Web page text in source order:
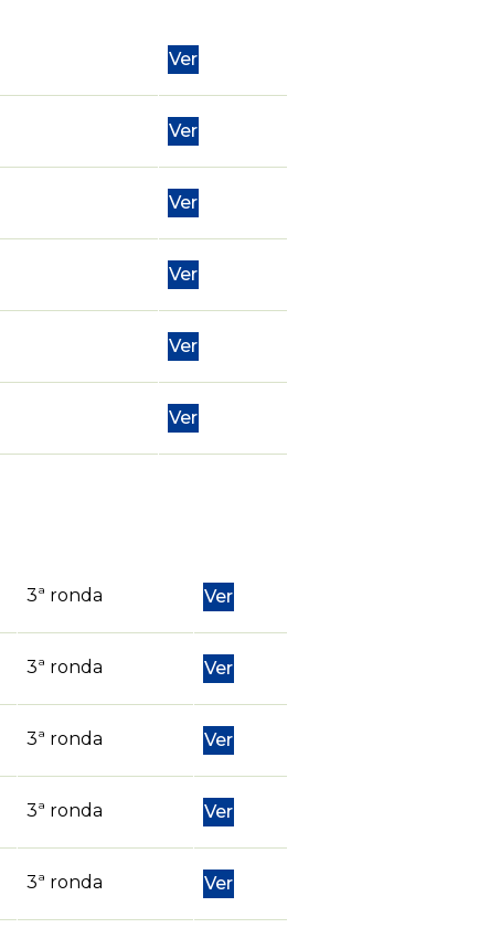
Ver
Ver
Ver
Ver
Ver
Ver
3ª ronda Ver
3ª ronda Ver
3ª ronda Ver
3ª ronda Ver
3ª ronda Ver